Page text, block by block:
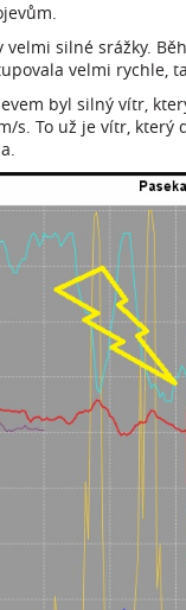
velmi silné srážky.
velmi rychle,
byl silný vítr,
s. To už je vítr,